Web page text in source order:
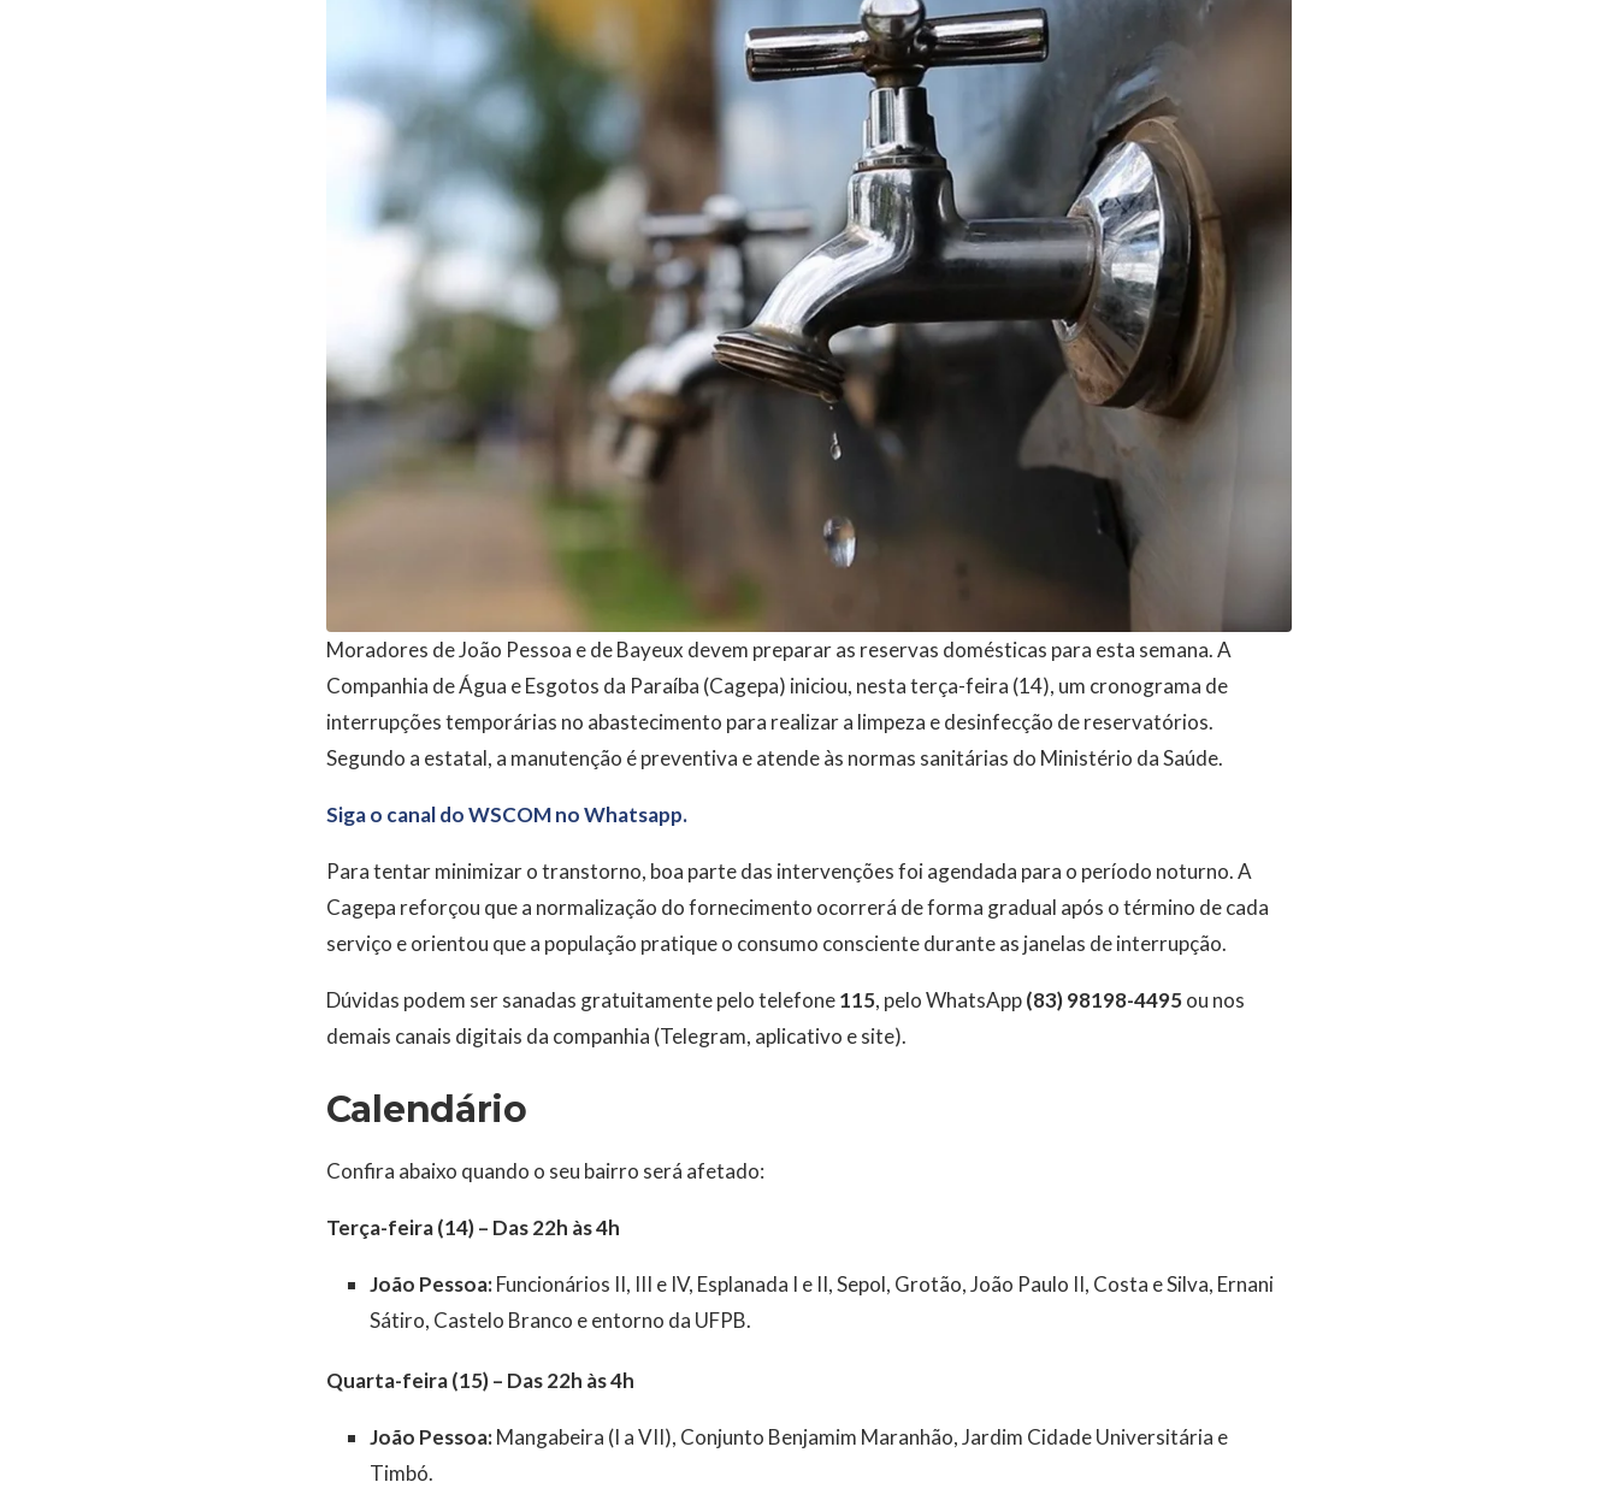
Moradores de João Pessoa e de Bayeux devem preparar as reservas domésticas para esta semana. A
Companhia de Água e Esgotos da Paraíba (Cagepa) iniciou, nesta terça-feira (14), um cronograma de
interrupções temporárias no abastecimento para realizar a limpeza e desinfecção de reservatórios.
Segundo a estatal, a manutenção é preventiva e atende às normas sanitárias do Ministério da Saúde.
Siga o canal do WSCOM no Whatsapp.
Para tentar minimizar o transtorno, boa parte das intervenções foi agendada para o período noturno. A
Cagepa reforçou que a normalização do fornecimento ocorrerá de forma gradual após o término de cada
serviço e orientou que a população pratique o consumo consciente durante as janelas de interrupção.
Dúvidas podem ser sanadas gratuitamente pelo telefone115, pelo WhatsApp(83) 98198-4495ou nos
demais canais digitais da companhia (Telegram, aplicativo e site).
Calendário
Confira abaixo quando o seu bairro será afetado:
Terça-feira (14) – Das 22h às 4h
João Pessoa:Funcionários II, III e IV, Esplanada I e II, Sepol, Grotão, João Paulo II, Costa e Silva, Ernani
Sátiro, Castelo Branco e entorno da UFPB.
Quarta-feira (15) – Das 22h às 4h
João Pessoa:Mangabeira (I a VII), Conjunto Benjamim Maranhão, Jardim Cidade Universitária e
Timbó.